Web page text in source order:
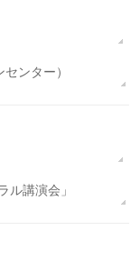
ンター）
ル講演会」